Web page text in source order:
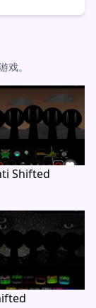
戏。
Shifted